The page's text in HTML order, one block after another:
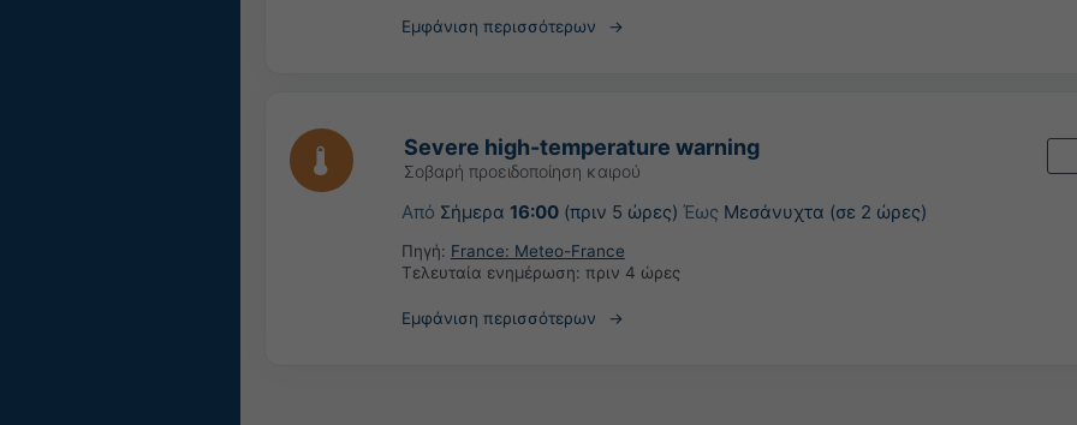
Εμφάνιση περισσότερων
Severe high-temperature warning
Σοβαρή προειδοποίηση καιρού
Από Σήμερα 16:00(πριν 5 ώρες) Έως Μεσάνυχτα (σε 2 ώρες)
Πηγή: France: Meteo-France
Τελευταία ενημέρωση: πριν 4 ώρες
Εμφάνιση περισσότερων